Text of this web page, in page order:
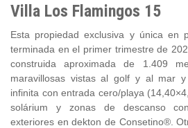
Villa Los Flamingos 15
Esta propiedad exclusiva y única en
terminada en el primer trimestre de
construida aproximada de 1.409
maravillosas vistas al golf y al mar
infinita con entrada cero/playa
solárium y zonas de descanso
exteriores en dekton de Consetino®.